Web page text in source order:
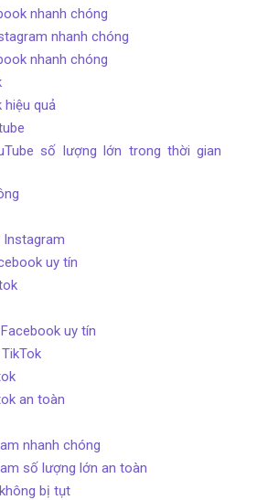
nhanh chóng
nhanh chóng
nhanh chóng
quả
số lượng lớn trong thời gian
uy tín
uy tín
an toàn
nhanh chóng
số lượng lớn an toàn
bị tụt